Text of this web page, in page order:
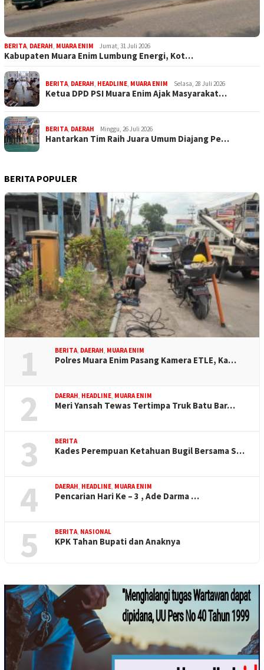
BERITA, DAERAH, MUARA ENIM Jumat, 31 Juli 2026
Kabupaten Muara Enim Lumbung Energi, Kot…
BERITA, DAERAH, HEADLINE, MUARA ENIM Selasa, 28 Juli 2026
Ketua DPD PSI Muara Enim Ajak Masyarakat…
BERITA, DAERAH Minggu, 26 Juli 2026
Hantarkan Tim Raih Juara Umum Diajang Pe…
BERITA POPULER
1 BERITA, DAERAH, MUARA ENIM
Polres Muara Enim Pasang Kamera ETLE, Ka…
2 DAERAH, HEADLINE, MUARA ENIM
Meri Yansah Tewas Tertimpa Truk Batu Bar…
3 BERITA
Kades Perempuan Ketahuan Bugil Bersama S…
4 DAERAH, HEADLINE, MUARA ENIM
Pencarian Hari Ke – 3 , Ade Darma …
5 BERITA, NASIONAL
KPK Tahan Bupati dan Anaknya